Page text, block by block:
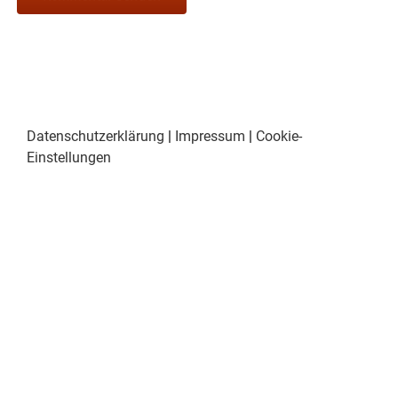
Datenschutzerklärung | Impressum | Cookie-
Einstellungen